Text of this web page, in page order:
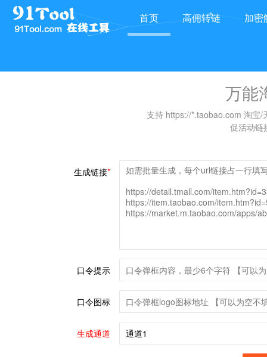
首页 高佣转链 加密
万能
支持 https://*.taobao.com 淘宝/
促活动链
生成链接*
口令提示
口令图标
生成通道